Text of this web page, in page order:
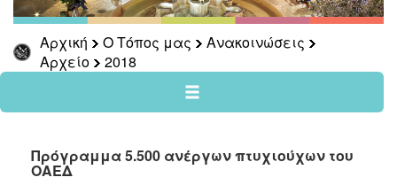
Αρχική Ο Τόπος μας
Ανακοινώσεις
Αρχείο
2018
Αρχείο
2026
2025
2021
Πρόγραμμα 5.500 ανέργων πτυχιούχων του
ΟΑΕΔ